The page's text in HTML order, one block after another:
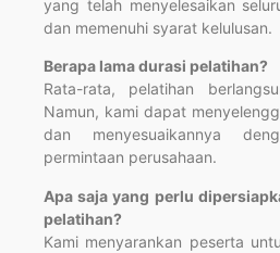
yang telah menyelesaikan
dan memenuhi syarat kelulusan.
Berapa lama durasi pelatihan?
Rata-rata, pelatihan
Namun, kami dapat
dan menyesuaikannya
permintaan perusahaan.
Apa saja yang perlu
pelatihan?
Kami menyarankan peserta